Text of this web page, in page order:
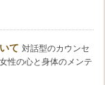
て 対話型のカウンセ
性の心と身体のメンテ